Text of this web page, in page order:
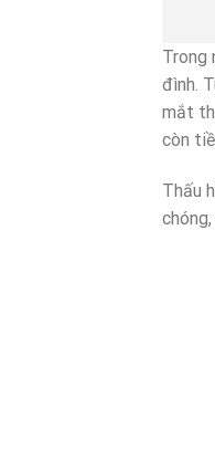
Trong
đình.
mắt
còn
Thấu